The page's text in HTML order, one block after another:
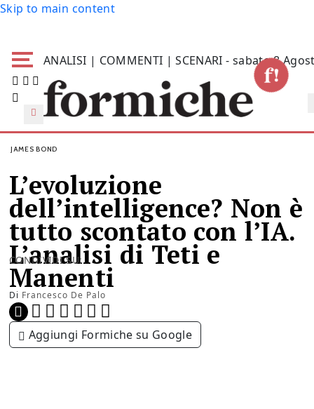
Skip to main content
ANALISI | COMMENTI | SCENARI - sabato 8
JAMES BOND
L’evoluzione
dell’intelligence? Non è
tutto scontato con l’IA.
L’analisi di Teti e
Manenti
Di Francesco De Palo
CONDIVIDI SU:
Aggiungi Formiche su Google